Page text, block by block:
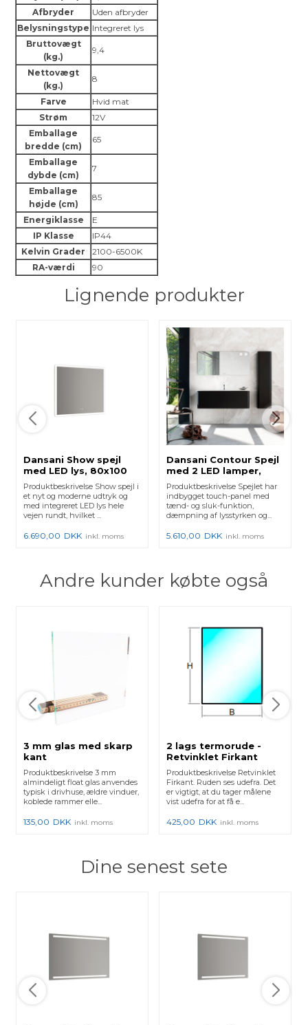
Afbryder
Uden afbryder
Belysningstype Integreret lys
Bruttovægt
(kg.)
9,4
Nettovægt
(kg.)
8
Farve
Hvid mat
Strøm
12V
Emballage
bredde (cm)
65
Emballage
dybde (cm)
7
Emballage
højde (cm)
85
Energiklasse
E
IP Klasse
IP44
Kelvin Grader
2100-6500K
RA-værdi
90
Lignende produkter
Dansani Show spejl
med LED lys, 80x100
cm - Hvid mat
Produktbeskrivelse Show spejl i
et nyt og moderne udtryk og
med integreret LED lys hele
vejen rundt, hvilket ...
6.690,00 DKK inkl. moms
Dansani Contour Spejl
med 2 LED lamper,
60x120 cm
Produktbeskrivelse Spejlet har
indbygget touch-panel med
tænd- og sluk-funktion,
dæmpning af lysstyrken og...
5.610,00 DKK inkl. moms
Andre kunder købte også
3 mm glas med skarp
kant
Produktbeskrivelse 3 mm
almindeligt float glas anvendes
typisk i drivhuse, ældre vinduer,
koblede rammer elle...
135,00 DKK inkl. moms
2 lags termorude -
Retvinklet Firkant
Produktbeskrivelse Retvinklet
Firkant. Ruden ses udefra. Det
er vigtigt, at du tager målene
vist udefra for at få e...
425,00 DKK inkl. moms
Dine senest sete